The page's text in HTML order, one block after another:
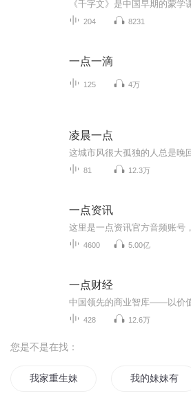
204 8231
一点一滴
125 4万
凌晨一点
81 12.3万
一点资讯
4600 5.00亿
一点财经
中国领先的商业智库——以价
428 12.6万
您是不是在找：
我家重生妹妹 我的妹妹有点